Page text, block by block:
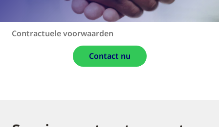
Contractuele voorwaarden
Contact nu